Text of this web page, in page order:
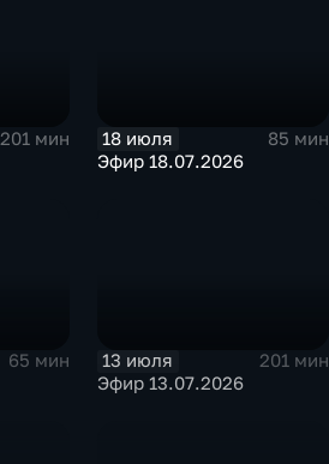
201 мин
18 июля
85 мин
Эфир 18.07.2026
65 мин
13 июля
201 мин
Эфир 13.07.2026